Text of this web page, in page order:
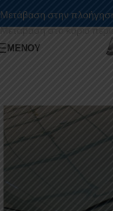
Μετάβαση στην
Μετάβαση στο κύριο
ΜΕΝΟΎ